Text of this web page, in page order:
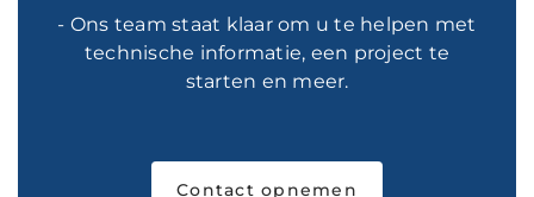
- Ons team staat klaar om u te helpen met
technische informatie, een project te
starten en meer.
Contact opnemen